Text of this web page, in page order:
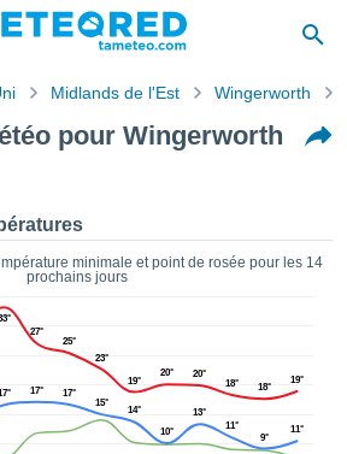
Midlands de l'Est Wingerworth
pour Wingerworth
minimale et point de rosée pour les 14
prochains jours
27°
25°
23°
19°
20°
20°
18°
18°
19°
17°
17°
15°
14°
10°
13°
11°
9°
11°